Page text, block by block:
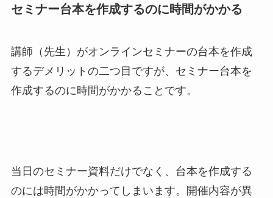
セミナー台本を作成するのに時間がかかる
講師（先生）がオンラインセミナーの台本を作成
するデメリットの二つ目ですが、セミナー台本を
作成するのに時間がかかることです。
当日のセミナー資料だけでなく、台本を作成する
のには時間がかかってしまいます。開催内容が異